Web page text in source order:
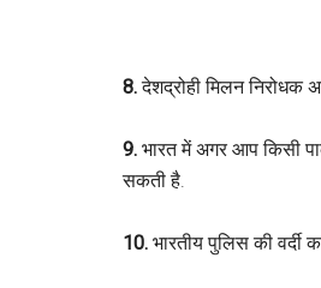
8.देशद्रोही मिलन निरोधक
9. भारत में अगर आप किसी
सकती है.
10. भारतीय पुलिस की वर्दी